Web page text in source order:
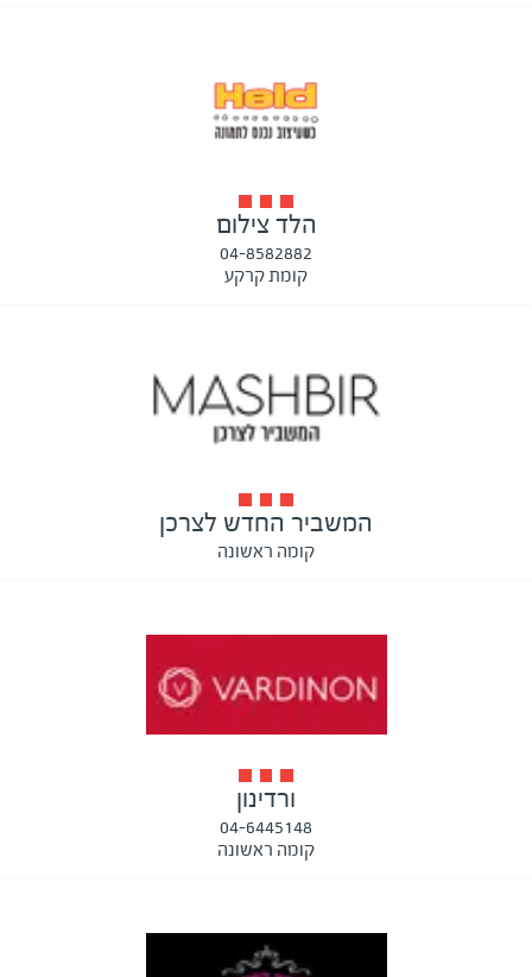
הלד צילום
04-8582882
קומת קרקע
המשביר החדש לצרכן
קומה ראשונה
ורדינון
04-6445148
קומה ראשונה